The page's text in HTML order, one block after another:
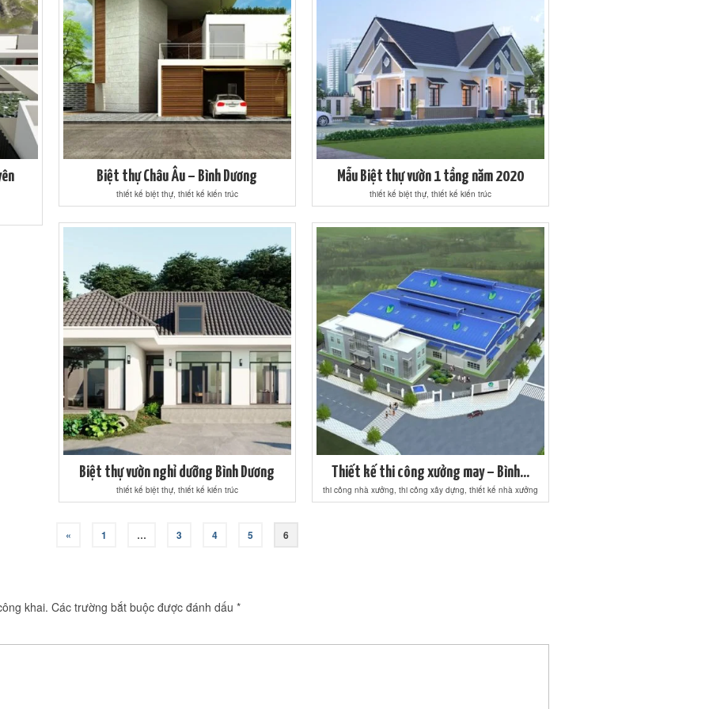
Biệt thự Châu Âu – Bình Dương
thiết kế biệt thự, thiết kế kiến trúc
Mẫu Biệt thự vườn 1 tầng năm 2020
thiết kế biệt thự, thiết kế kiến trúc
Biệt thự vườn nghỉ dưỡng Bình Dương
thiết kế biệt thự, thiết kế kiến trúc
Thiết kế thi công xưởng may – Bình...
thi công nhà xưởng, thi công xây dựng, thiết kế nhà xưởng
« 1 … 3 4 5 6
khai. Các trường bắt buộc được đánh dấu *